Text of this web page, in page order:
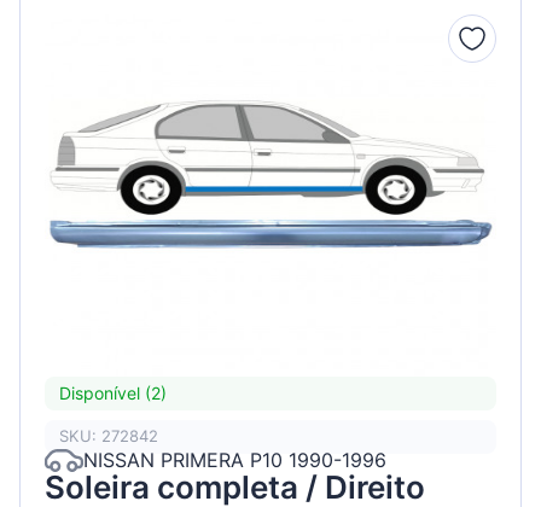
Disponível (2)
SKU: 272842
NISSAN PRIMERA P10 1990-1996
Soleira completa / Direito